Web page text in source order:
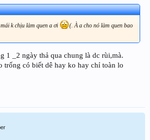
k chịu làm quen a ơi
(. À a cho nó làm quen bao
1 _2 ngày thả qua chung là dc rùi,mà.
trống có biết dê hay ko hay chỉ toàn lo